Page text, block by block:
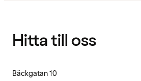
Hitta till oss
Bäckgatan 10